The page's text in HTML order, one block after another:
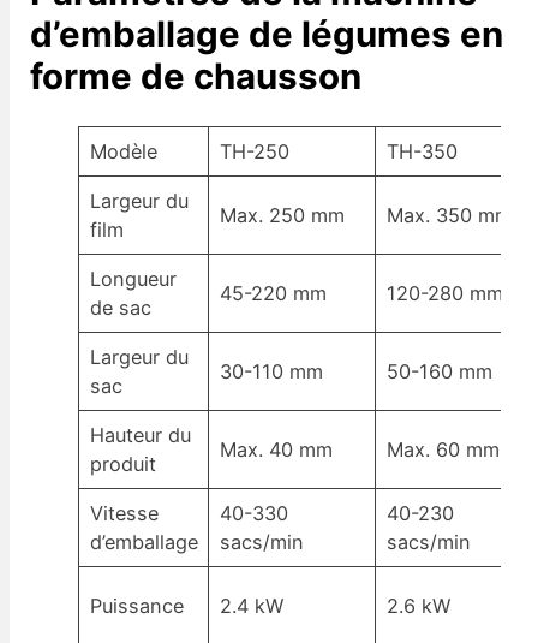
d’emballage de légumes en
forme de chausson
Modèle TH-250 TH-350
Largeur du
film
Max. 250 mm Max. 350 mm
Longueur
de sac
45-220 mm 120-280 mm
Largeur du
sac
30-110 mm 50-160 mm
Hauteur du
produit
Max. 40 mm Max. 60 mm
Vitesse
d’emballage
40-330
sacs/min
40-230
sacs/min
Puissance 2.4 kW 2.6 kW